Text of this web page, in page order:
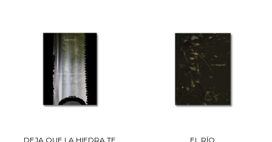
DEJA QUE LA HIEDRA TE
EL RÍO